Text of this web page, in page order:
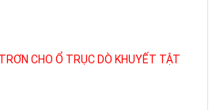
CHO Ổ TRỤC DÒ KHUYẾT TẬT